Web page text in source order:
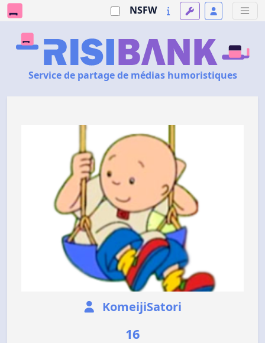
NSFW
Service de partage de médias humoristiques
KomeijiSatori
16